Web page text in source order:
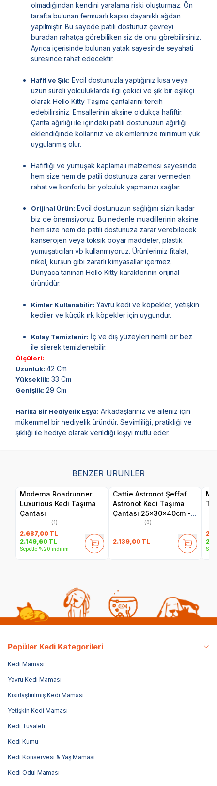
olmadığından kendini yaralama riski oluşturmaz. Ön
tarafta bulunan fermuarlı kapısı dayanıklı ağdan
yapılmıştır. Bu sayede patili dostunuz çevreyi
buradan rahatça görebiliken siz de onu görebilirsiniz.
Ayrıca içerisinde bulunan yatak sayesinde seyahati
süresince rahat edecektir.
Hafif ve Şık: Evcil dostunuzla yaptığınız kısa veya
uzun süreli yolculuklarda ilgi çekici ve şık bir eşlikçi
olarak Hello Kitty Taşıma çantalarını tercih
edebilirsiniz. Emsallerinin aksine oldukça hafiftir.
Çanta ağırlığı ile içindeki patili dostunuzun ağırlığı
eklendiğinde kollarınız ve eklemlerinize minimum yük
uygulanmış olur.
Hafifliği ve yumuşak kaplamalı malzemesi sayesinde
hem size hem de patili dostunuza zarar vermeden
rahat ve konforlu bir yolculuk yapmanızı sağlar.
Orijinal Ürün: Evcil dostunuzun sağlığını sizin kadar
biz de önemsiyoruz. Bu nedenle muadillerinin aksine
hem size hem de patili dostunuza zarar verebilecek
kanserojen veya toksik boyar maddeler, plastik
yumuşatıcıları vb kullanmıyoruz. Ürünlerimiz fitalat,
nikel, kurşun gibi zararlı kimyasallar içermez.
Dünyaca tanınan Hello Kitty karakterinin orijinal
ürünüdür.
Kimler Kullanabilir: Yavru kedi ve köpekler, yetişkin
kediler ve küçük ırk köpekler için uygundur.
Kolay Temizlenir: İç ve dış yüzeyleri nemli bir bez
ile silerek temizlenebilir.
Ölçüleri:
Uzunluk: 42 Cm
Yükseklik: 33 Cm
Genişlik: 29 Cm
Harika Bir Hediyelik Eşya: Arkadaşlarınız ve aileniz için
mükemmel bir hediyelik üründür. Sevimliliği, pratikliği ve
şıklığı ile hediye olarak verildiği kişiyi mutlu eder.
BENZER ÜRÜNLER
Moderna Roadrunner
Luxurious Kedi Taşıma
Çantası
(1)
2.687,00 TL
2.149,60 TL
Sepette %20 indirim
Cattie Astronot Şeffaf
Astronot Kedi Taşıma
Çantası 25x30x40cm -
(0)
2.139,00 TL
Popüler Kedi Kategorileri
Kedi Maması
Yavru Kedi Maması
Kısırlaştırılmış Kedi Maması
Yetişkin Kedi Maması
Kedi Tuvaleti
Kedi Kumu
Kedi Konservesi & Yaş Maması
Kedi Ödül Maması